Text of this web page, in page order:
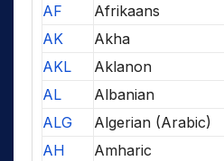
AF
Afrikaans
AK
Akha
AKL
Aklanon
AL
Albanian
ALG
Algerian (Arabic)
AH
Amharic